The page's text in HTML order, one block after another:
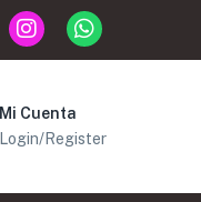
Mi Cuenta
Login/Register